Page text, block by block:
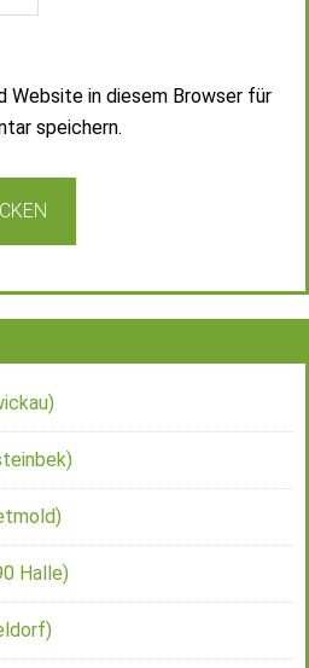
Website in diesem Browser für
speichern.
Halle)